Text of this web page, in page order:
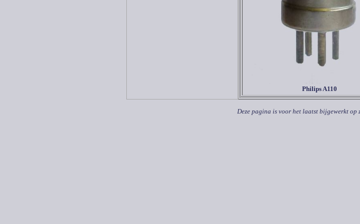
Philips A110
Deze pagina is voor het laatst bijgewerkt op